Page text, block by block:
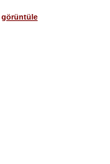
görüntüle